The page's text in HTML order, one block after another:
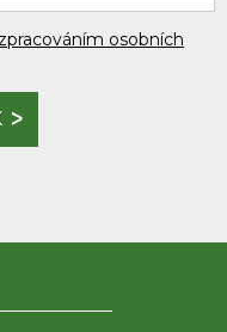
zpracováním osobních